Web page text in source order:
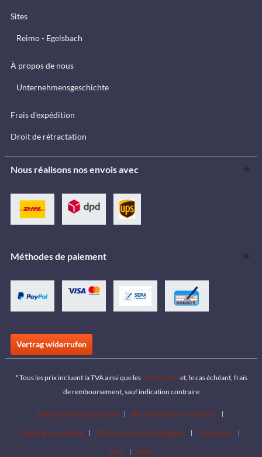
Sites
Reimo - Egelsbach
À propos de nous
Unternehmensgeschichte
Frais d'expédition
Droit de rétractation
Nous réalisons nos envois avec
Méthodes de paiement
Vertrag widerrufen
* Tous les prix incluent la TVA ainsi que lesfrais de portet, le cas échéant, frais
de remboursement, sauf indication contraire
Zone de téléchargement
Recherche de revendeurs
Devenir revendeur
Télécharger les catalogues
Contactez
Jobs
Sites